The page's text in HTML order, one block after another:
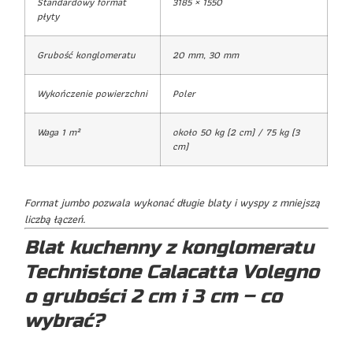
płyty
Grubość konglomeratu 20 mm, 30 mm
Wykończenie powierzchni Poler
Waga 1 m²
około 50 kg (2 cm) / 75 kg (3
cm)
Format jumbo pozwala wykonać długie blaty i wyspy z mniejszą
liczbą łączeń.
Blat kuchenny z konglomeratu
Technistone Calacatta Volegno
o grubości 2 cm i 3 cm – co
wybrać?